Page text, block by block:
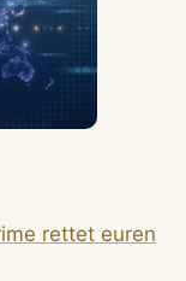
rettet euren